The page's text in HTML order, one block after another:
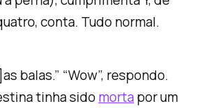
conta. Tudo normal.
balas.” “Wow”, respondo.
tinha sidomortapor um